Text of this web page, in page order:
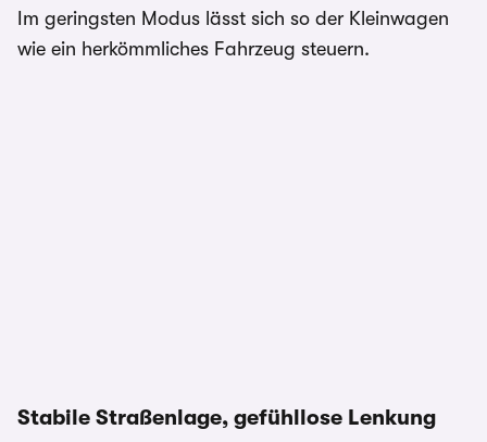
Im geringsten Modus lässt sich so der Kleinwagen
wie ein herkömmliches Fahrzeug steuern.
Stabile Straßenlage, gefühllose Lenkung